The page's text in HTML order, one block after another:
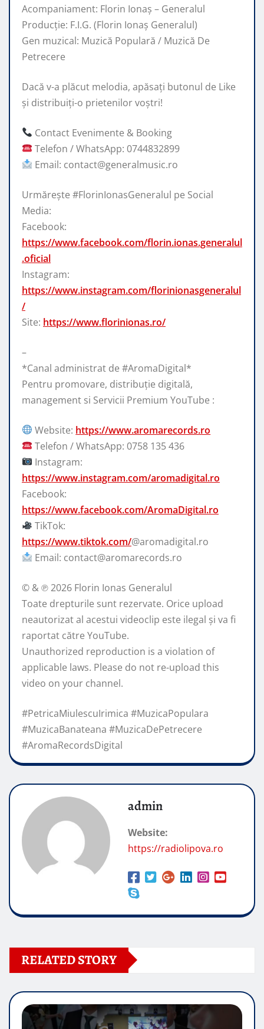
Acompaniament: Florin Ionaș – Generalul
Producție: F.I.G. (Florin Ionaș Generalul)
Gen muzical: Muzică Populară / Muzică De
Petrecere
Dacă v-a plăcut melodia, apăsați butonul de Like
și distribuiți-o prietenilor voștri!
Contact Evenimente & Booking
Telefon / WhatsApp: 0744832899
Email: contact@generalmusic.ro
Urmărește #FlorinIonasGeneralul pe Social
Media:
Facebook:
https://www.facebook.com/florin.ionas.generalul
.oficial
Instagram:
https://www.instagram.com/florinionasgeneralul
/
Site: https://www.florinionas.ro/
–
*Canal administrat de #AromaDigital*
Pentru promovare, distribuție digitală,
management si Servicii Premium YouTube :
Website: https://www.aromarecords.ro
Telefon / WhatsApp: 0758 135 436
Instagram:
https://www.instagram.com/aromadigital.ro
Facebook:
https://www.facebook.com/AromaDigital.ro
TikTok:
https://www.tiktok.com/@aromadigital.ro
Email: contact@aromarecords.ro
© & ℗ 2026 Florin Ionas Generalul
Toate drepturile sunt rezervate. Orice upload
neautorizat al acestui videoclip este ilegal și va fi
raportat către YouTube.
Unauthorized reproduction is a violation of
applicable laws. Please do not re-upload this
video on your channel.
#PetricaMiulescuIrimica #MuzicaPopulara
#MuzicaBanateana #MuzicaDePetrecere
#AromaRecordsDigital
admin
Website:
https://radiolipova.ro
RELATED STORY